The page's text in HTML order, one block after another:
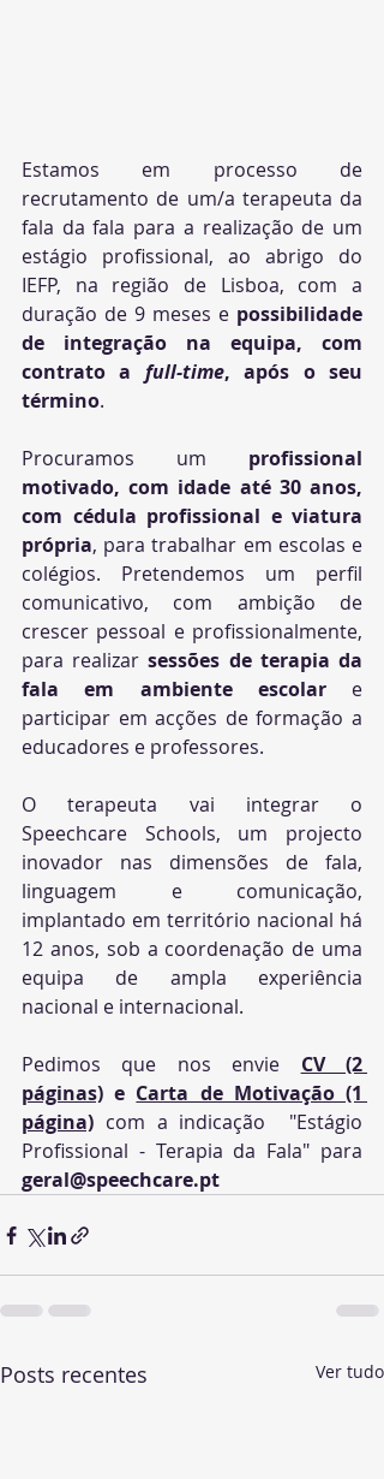
Estamos em processo de
recrutamento de um/a terapeuta da
fala da fala para a realização de um
estágio profissional, ao abrigo do
IEFP, na região de Lisboa, com a
duração de 9 meses e possibilidade
de integração na equipa, com
contrato a full-time, após o seu
término.
Procuramos um profissional
motivado, com idade até 30 anos,
com cédula profissional e viatura
própria, para trabalhar em escolas e
colégios. Pretendemos um perfil
comunicativo, com ambição de
crescer pessoal e profissionalmente,
para realizar sessões de terapia da
fala em ambiente escolar e
participar em acções de formação a
educadores e professores.
O terapeuta vai integrar o
Speechcare Schools, um projecto
inovador nas dimensões de fala,
linguagem e comunicação,
implantado em território nacional há
12 anos, sob a coordenação de uma
equipa de ampla experiência
nacional e internacional.
Pedimos que nos envie CV (2
páginas) e Carta de Motivação (1
página) com a indicação  "Estágio
geral@speechcare.pt
Posts recentes Ver tudo